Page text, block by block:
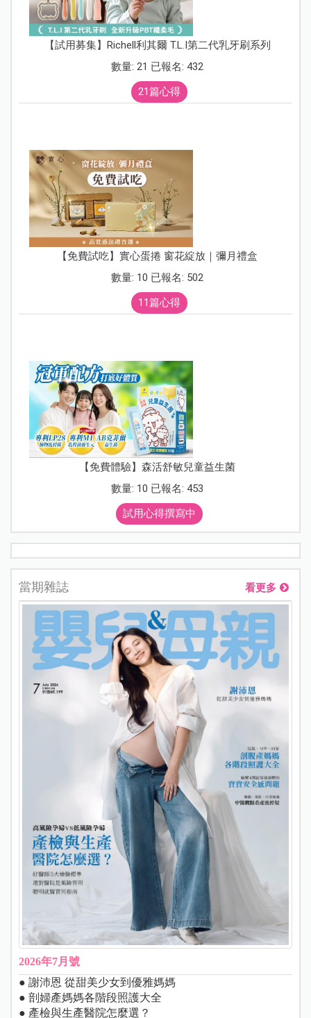
【試用募集】Richell利其爾 T.L.I第二代乳牙刷系列
數量: 21 已報名: 432
21篇心得
【免費試吃】實心蛋捲 窗花綻放｜彌月禮盒
數量: 10 已報名: 502
11篇心得
【免費體驗】森活舒敏兒童益生菌
數量: 10 已報名: 453
試用心得撰寫中
當期雜誌 看更多
2026年7月號
● 謝沛恩 從甜美少女到優雅媽媽
● 剖婦產媽媽各階段照護大全
● 產檢與生產醫院怎麼選？